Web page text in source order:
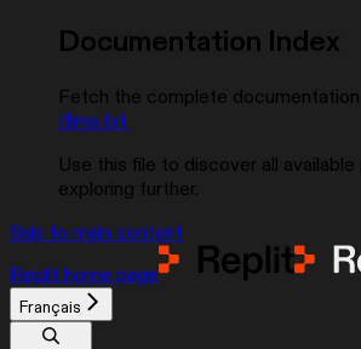
Documentation Index
Fetch the complete
/llms.txt
Use this file to discover all
exploring further.
Skip to main content
Replit home page
Français